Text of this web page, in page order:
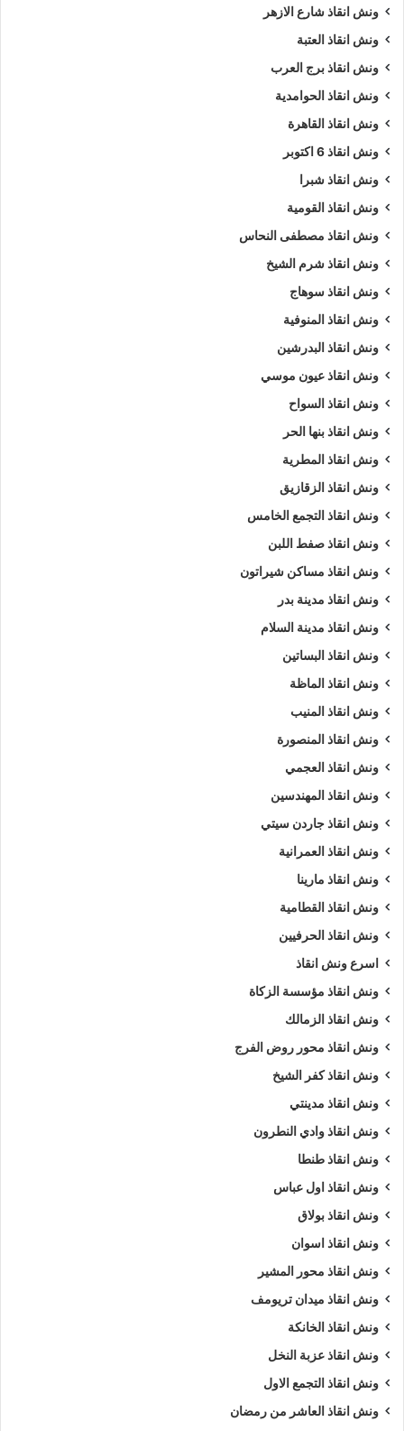
ونش انقاذ شارع الازهر
ونش انقاذ العتبة
ونش انقاذ برج العرب
ونش انقاذ الحوامدية
ونش انقاذ القاهرة
ونش انقاذ 6 اكتوبر
ونش انقاذ شبرا
ونش انقاذ القومية
ونش انقاذ مصطفى النحاس
ونش انقاذ شرم الشيخ
ونش انقاذ سوهاج
ونش انقاذ المنوفية
ونش انقاذ البدرشين
ونش انقاذ عيون موسي
ونش انقاذ السواح
ونش انقاذ بنها الحر
ونش انقاذ المطرية
ونش انقاذ الزقازيق
ونش انقاذ التجمع الخامس
ونش انقاذ صفط اللبن
ونش انقاذ مساكن شيراتون
ونش انقاذ مدينة بدر
ونش انقاذ مدينة السلام
ونش انقاذ البساتين
ونش انقاذ الماظة
ونش انقاذ المنيب
ونش انقاذ المنصورة
ونش انقاذ العجمي
ونش انقاذ المهندسين
ونش انقاذ جاردن سيتي
ونش انقاذ العمرانية
ونش انقاذ مارينا
ونش انقاذ القطامية
ونش انقاذ الحرفيين
اسرع ونش انقاذ
ونش انقاذ مؤسسة الزكاة
ونش انقاذ الزمالك
ونش انقاذ محور روض الفرج
ونش انقاذ كفر الشيخ
ونش انقاذ مدينتي
ونش انقاذ وادي النطرون
ونش انقاذ طنطا
ونش انقاذ اول عباس
ونش انقاذ بولاق
ونش انقاذ اسوان
ونش انقاذ محور المشير
ونش انقاذ ميدان تريومف
ونش انقاذ الخانكة
ونش انقاذ عزبة النخل
ونش انقاذ التجمع الاول
ونش انقاذ العاشر من رمضان